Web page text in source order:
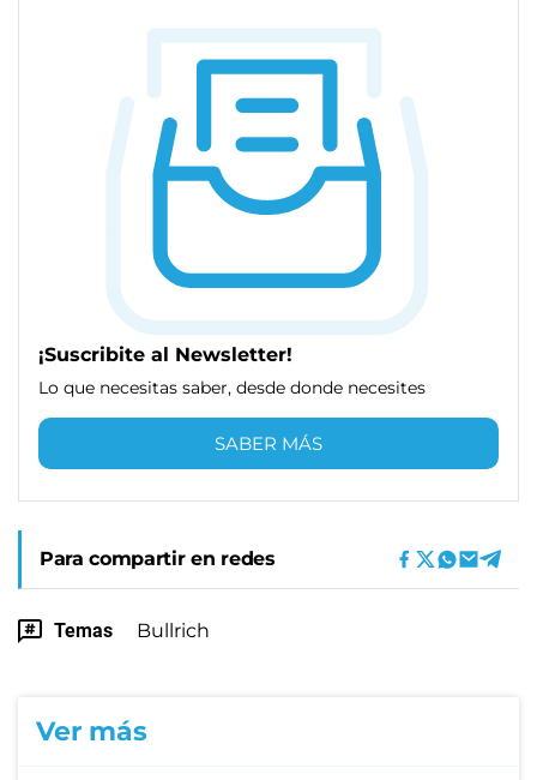
¡Suscribite al Newsletter!
Lo que necesitas saber, desde donde necesites
SABER MÁS
Para compartir en redes
Temas Bullrich
Ver más